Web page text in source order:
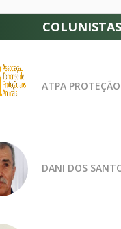
COLUNISTAS
ATPA
DANI DOS